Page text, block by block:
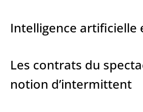
Intelligence artificielle
Les contrats du
notion d’intermittent